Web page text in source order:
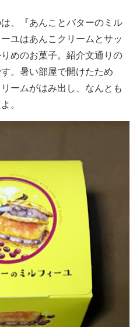
、『あんことバターのミル
ユはあんこクリームとサッ
めのお菓子。紹介文通りの
。暑い部屋で開けたため
ームがはみ出し、なんとも
。